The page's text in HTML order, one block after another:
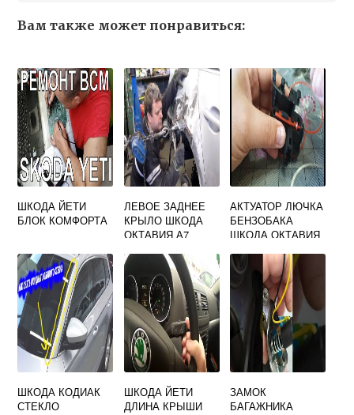
Вам также может понравиться:
ШКОДА ЙЕТИ
БЛОК КОМФОРТА
ЛЕВОЕ ЗАДНЕЕ
КРЫЛО ШКОДА
ОКТАВИЯ А7
АКТУАТОР ЛЮЧКА
БЕНЗОБАКА
ШКОДА ОКТАВИЯ
ШКОДА КОДИАК
СТЕКЛО
ШКОДА ЙЕТИ
ДЛИНА КРЫШИ
ЗАМОК
БАГАЖНИКА